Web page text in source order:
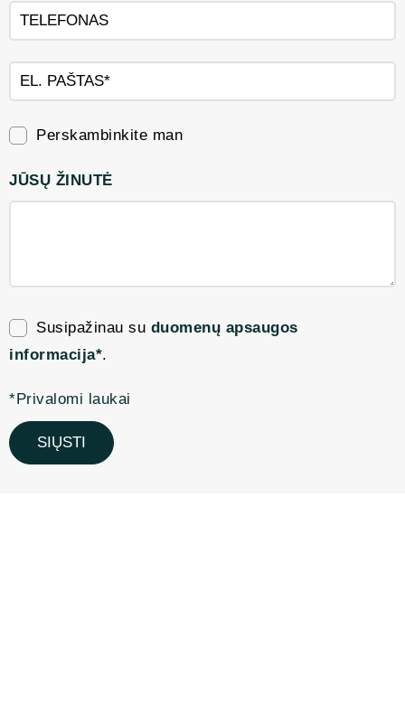
Perskambinkite man
JŪSŲ ŽINUTĖ
Susipažinau su duomenų apsaugos
informacija*.
*Privalomi laukai
SIŲSTI